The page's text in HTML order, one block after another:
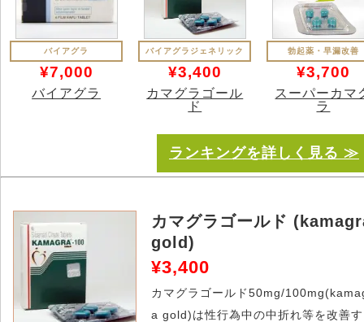
バイアグラ
¥7,000
バイアグラ
バイアグラジェネリック
¥3,400
カマグラゴール
ド
勃起薬・早漏改善
¥3,700
スーパーカマ
ラ
ランキングを詳しく見る ≫
カマグラゴールド
gold)
¥3,400
カマグラゴールド50mg/
a gold)は性行為中の中折れ等を改善